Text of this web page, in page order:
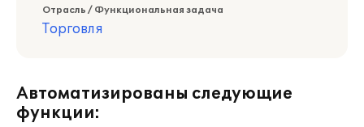
Отрасль / Функциональная задача
Торговля
Автоматизированы следующие
функции: